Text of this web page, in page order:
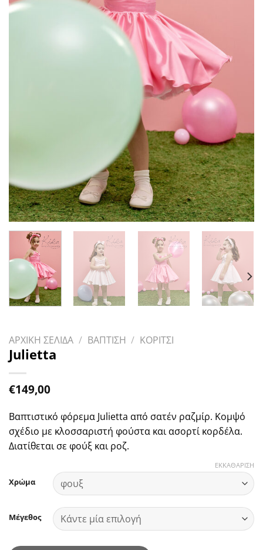
ΑΡΧΙΚΗ ΣΕΛΙΔΑ / ΒΑΠΤΙΣΗ / ΚΟΡΙΤΣΙ
Julietta
€149,00
Βαπτιστικό φόρεμα Julietta από σατέν ραζμίρ. Κομψό
σχέδιο με κλοσσαριστή φούστα και ασορτί κορδέλα.
Διατίθεται σε φούξ και ροζ.
Χρώμα
Μέγεθος
ΕΚΚΑΘΑΡΙΣΗ